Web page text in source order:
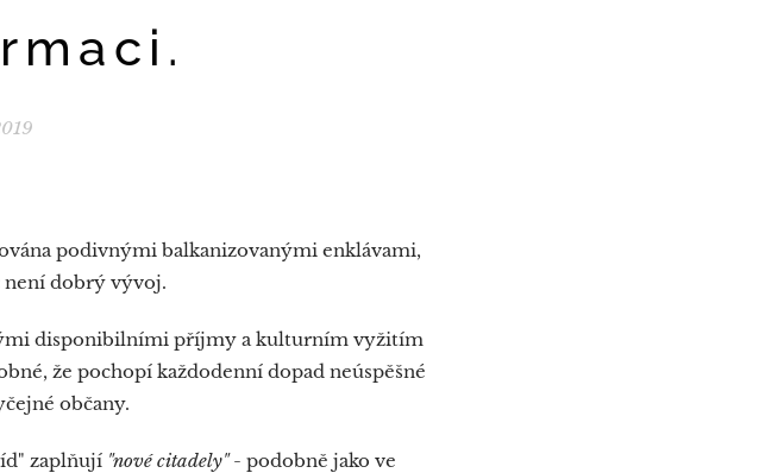
podivnými balkanizovanými enklávami,
není dobrý vývoj.
disponibilními příjmy a kulturním vyžitím
že pochopí každodenní dopad neúspěšné
občany.
zaplňují "nové citadely"- podobně jako ve